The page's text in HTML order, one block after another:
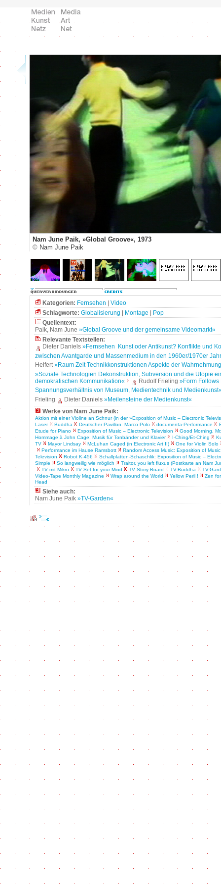
Nam June Paik, »Global Groove«, 1973
© Nam June Paik
Kategorien: Fernsehen
Video
Schlagworte: Globalisierung Montage
Pop
Quellentext:
Paik, Nam June »Global Groove und der gemeinsame Videomarkt«
Relevante Textstellen:
Dieter Daniels »Fernsehen ­ Kunst oder Antikunst? Konflikte und
zwischen Avantgarde und Massenmedium in den 1960er/1970er
Helfert»Raum Zeit Technikkonstruktionen Aspekte der
»Soziale Technologien Dekonstruktion, Subversion und die Utopie
demokratischen Kommunikation«
Rudolf Frieling »Form Follows
Spannungsverhältnis von Museum, Medientechnik und
Frieling
Dieter Daniels »Meilensteine der Medienkunst«
Werke von Nam June Paik:
Aktion mit einer Violine an Schnur (in der »Exposition of Music – Electronic
Laser
Buddha Deutscher Pavillon: Marco Polo documenta-Performance
Etude for Piano
Exposition of Music – Electronic Television
Good Morning,
Hommage à John Cage: Musik für Tonbänder und Klavier
I-Ching/Et-Ching
TV
Mayor Lindsay McLuhan Caged (in Electronic Art II)
One for Violin Solo
Performance im Hause Ramsbott
Random Access Music: Exposition of
Television
Robot K-456
Schallplatten-Schaschlik: Exposition of Music –
Simple
So langweilig wie möglich
Traitor, you left fluxus (Postkarte an Nam
TV mit Mikro
TV Set for your Mind TV Story Board TV-Buddha
TV-
Video-Tape Monthly Magazine
Wrap around the World Yellow Peril !
Zen
Head
Siehe auch:
Nam June Paik »TV-Garden«